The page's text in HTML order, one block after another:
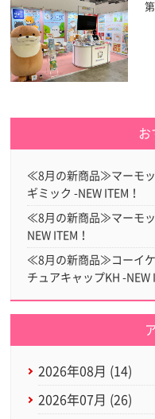
お
≪8月の新商品≫マーモッ
ギミック -NEW ITEM！
≪8月の新商品≫マーモッ
NEW ITEM！
≪8月の新商品≫コーイケ
チュアキャップKH -NEW
2026年08月 (14)
2026年07月 (26)